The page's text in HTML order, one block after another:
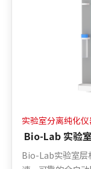
实验室分离纯化
Bio-Lab 实验
Bio-Lab实验室层